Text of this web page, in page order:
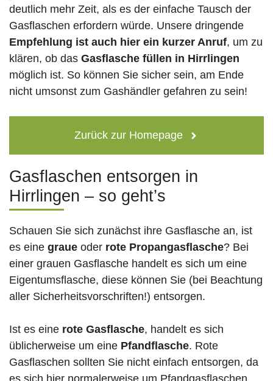
deutlich mehr Zeit, als es der einfache Tausch der
Gasflaschen erfordern würde. Unsere dringende
Empfehlung ist auch hier ein kurzer Anruf, um zu
klären, ob das Gasflasche füllen in Hirrlingen
möglich ist. So können Sie sicher sein, am Ende
nicht umsonst zum Gashändler gefahren zu sein!
Zurück zur Homepage
Gasflaschen entsorgen in
Hirrlingen – so geht’s
Schauen Sie sich zunächst ihre Gasflasche an, ist
es eine graue oder rote Propangasflasche? Bei
einer grauen Gasflasche handelt es sich um eine
Eigentumsflasche, diese können Sie (bei Beachtung
aller Sicherheitsvorschriften!) entsorgen.
Ist es eine rote Gasflasche, handelt es sich
üblicherweise um eine Pfandflasche. Rote
Gasflaschen sollten Sie nicht einfach entsorgen, da